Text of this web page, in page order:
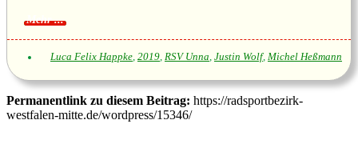
Luca Felix Happke, 2019, RSV Unna, Justin Wolf, Michel Heßmann
Permanentlink zu diesem Beitrag: https://radsportbezirk-
westfalen-mitte.de/wordpress/15346/